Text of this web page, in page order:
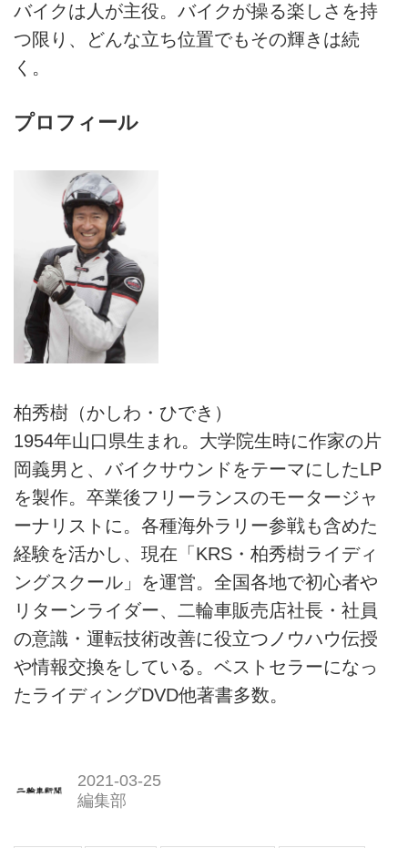
バイクは人が主役。バイクが操る楽しさを持
つ限り、どんな立ち位置でもその輝きは続
く。
プロフィール
柏秀樹（かしわ・ひでき）
1954年山口県生まれ。大学院生時に作家の片
岡義男と、バイクサウンドをテーマにしたLP
を製作。卒業後フリーランスのモータージャ
ーナリストに。各種海外ラリー参戦も含めた
経験を活かし、現在「KRS・柏秀樹ライディ
ングスクール」を運営。全国各地で初心者や
リターンライダー、二輪車販売店社長・社員
の意識・運転技術改善に役立つノウハウ伝授
や情報交換をしている。ベストセラーになっ
たライディングDVD他著書多数。
2021-03-25
編集部